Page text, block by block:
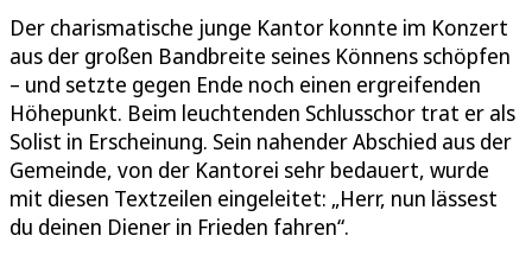
Der charismatische junge Kantor konnte im Konzert
aus der großen Bandbreite seines Könnens schöpfen
– und setzte gegen Ende noch einen ergreifenden
Höhepunkt. Beim leuchtenden Schlusschor trat er als
Solist in Erscheinung. Sein nahender Abschied aus der
Gemeinde, von der Kantorei sehr bedauert, wurde
mit diesen Textzeilen eingeleitet: „Herr, nun lässest
du deinen Diener in Frieden fahren“.